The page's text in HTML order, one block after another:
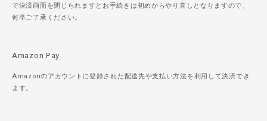
で決済画面を閉じられますとお手続きは初めからやり直しとなりますので、
何卒ご了承ください。
Amazon Pay
Amazonのアカウントに登録された配送先や支払い方法を利用して決済でき
ます。